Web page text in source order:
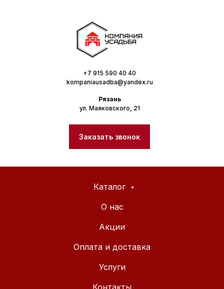
+7 915 590 40 40
kompaniausadba@yandex.ru
Рязань
ул. Маяковского, 21
Заказать звонок
Каталог
О нас
Акции
Оплата и доставка
Услуги
Контакты